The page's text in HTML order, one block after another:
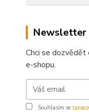
Newsletter
Chci se dozvědět
e-shopu.
Souhlasím se